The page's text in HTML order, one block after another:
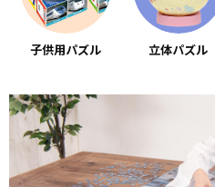
子供用パズル 立体パズル